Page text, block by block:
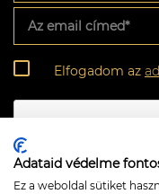
email
címed*
Adatkezelési
szabályzat*
Elfogadom az
CAPTCHA
Adataid védelme
Ez a weboldal sütiket